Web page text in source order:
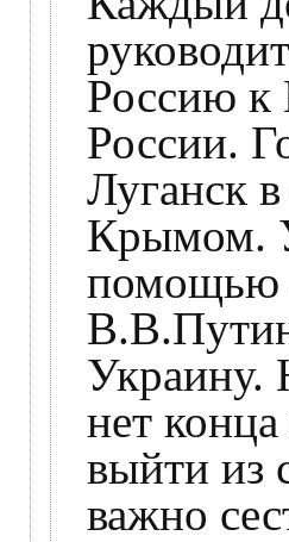
Россию к
России.
Луганск
Крымом.
помощью
Украину.
нет
выйти из
важно